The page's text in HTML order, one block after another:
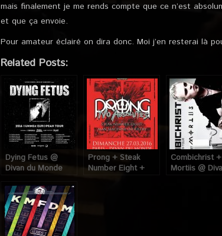
mais finalement je me rends compte que ce n’est
et que ça envoie.
Pour amateur éclairé on dira donc. Moi j’en resterai là
Related Posts:
Dying Fetus @
Divan du Monde
(Paris), le 20 août
2016
Prong + Steak
Number Eight +
Man.Machine.Industry
Combichrist +
Mortiis @